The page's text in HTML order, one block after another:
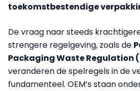
toekomstbestendige
De vraag naar steeds
strengere regelgeving, zoals de
Packaging Waste Regulation
veranderen de spelregels in de
fundamenteel. OEM’s staan